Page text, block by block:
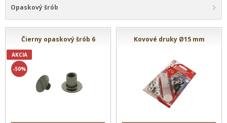
Opaskový šrób
Čierny opaskový šrób 6
AKCIA
-50%
Kovové druky Ø15 mm